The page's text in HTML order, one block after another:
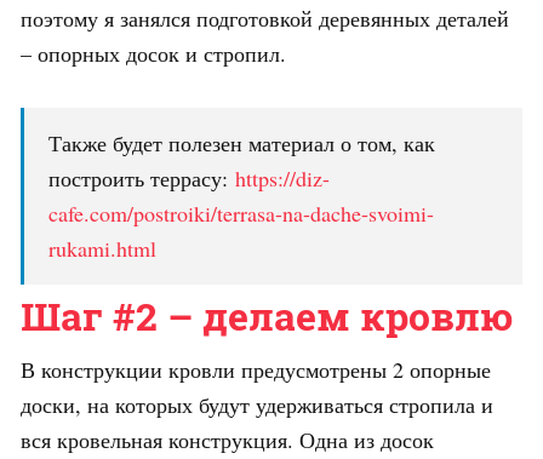
поэтому я занялся подготовкой деревянных деталей
– опорных досок и стропил.
Также будет полезен материал о том, как
построить террасу: https://diz-
cafe.com/postroiki/terrasa-na-dache-svoimi-
rukami.html
Шаг #2 – делаем кровлю
В конструкции кровли предусмотрены 2 опорные
доски, на которых будут удерживаться стропила и
вся кровельная конструкция. Одна из досок